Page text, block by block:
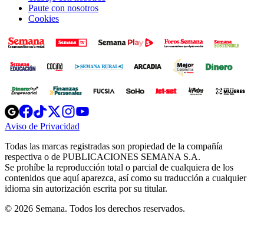
Paute con nosotros
Cookies
Opens
in
new
Opens
in
new
Opens
in
new
window
Opens
new
windowwindow
Aviso de Privacidad
new
window
Todas las marcas registradas son propiedad de la compañía
respectiva o de PUBLICACIONES SEMANA S.A.
Se prohíbe la reproducción total o parcial de cualquiera de los
contenidos que aquí aparezca, así como su traducción a cualquier
idioma sin autorización escrita por su titular.
© 2026 Semana. Todos los derechos reservados.